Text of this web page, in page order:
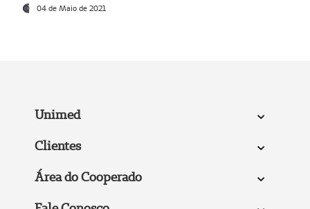
04 de Maio de 2021
Unimed
Clientes
Área do Cooperado